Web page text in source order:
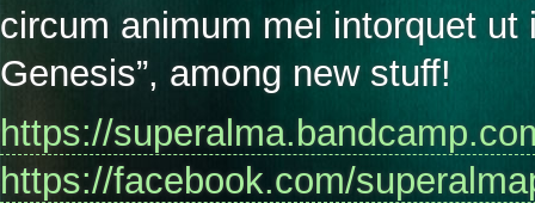
circum animum mei intorquet ut
Genesis”, among new stuff!
https://
https://facebook.com/